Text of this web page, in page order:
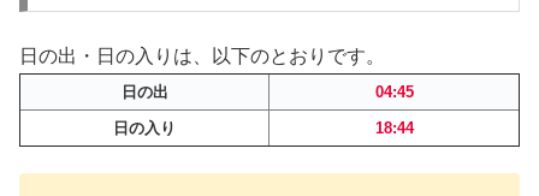
日の出・日の入りは、以下のとおりです。
日の出
04:45
日の入り
18:44